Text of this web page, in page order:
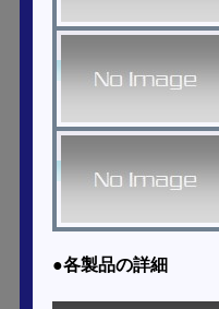
●各製品の詳細